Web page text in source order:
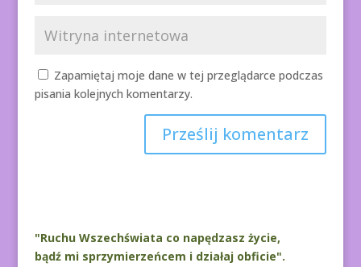
Zapamiętaj moje dane w tej przeglądarce podczas
pisania kolejnych komentarzy.
r
n
"Ruchu Wszechświata co napędzasz życie,
bądź mi sprzymierzeńcem i działaj obficie".